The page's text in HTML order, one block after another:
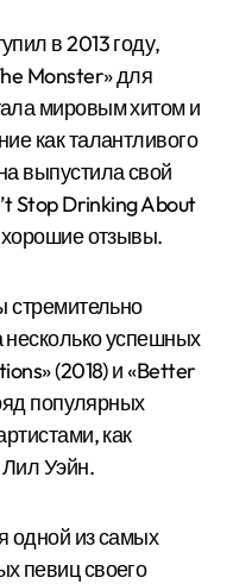
в 2013 году,
Monster» для
мировым хитом и
как талантливого
выпустила свой
Stop Drinking About
хорошие отзывы.
стремительно
успешных
(2018) и «Better
популярных
как
Уэйн.
одной из самых
певиц своего